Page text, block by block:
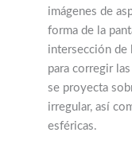
imágenes de
forma de la
intersección de
para corregir
se proyecta
irregular, así
esféricas.